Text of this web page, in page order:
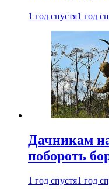
1 год спустя1 год
Дачникам
побороть
1 год спустя1 год